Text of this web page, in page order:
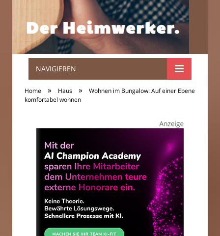
Der
Heimwerker.
NAVIGIEREN
Home » Haus »
Wohnen im Bungalow: Auf einer Ebene
komfortabel wohnen